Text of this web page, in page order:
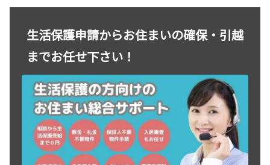
生活保護申請からお住まいの確保・引越
までお任せ下さい！